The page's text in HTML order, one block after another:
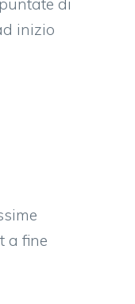
di
inizio
a fine